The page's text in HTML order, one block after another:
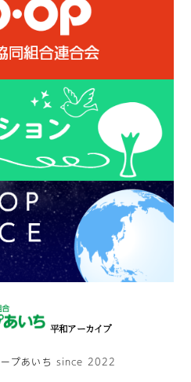
平和アーカイブ
プあいち since 2022